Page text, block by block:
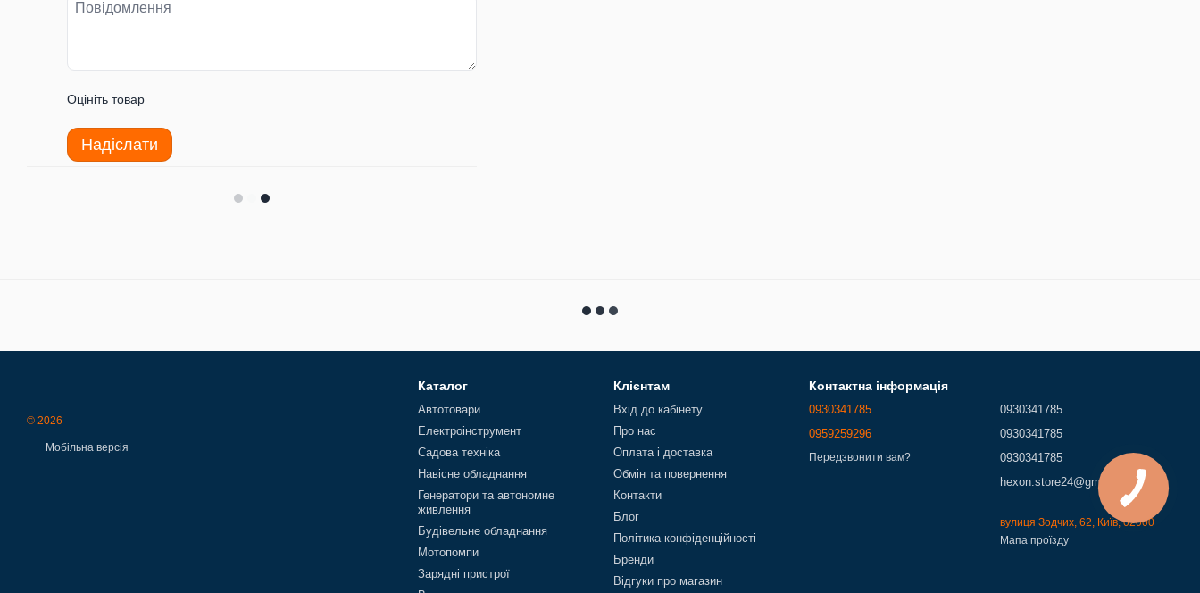
Оцініть товар
Надіслати
© 2026
Мобільна версія
Каталог
Автотовари
Електроінструмент
Садова техніка
Навісне обладнання
Генератори та автономне
живлення
Будівельне обладнання
Мотопомпи
Зарядні пристрої
Клієнтам
Вхід до кабінету
Про нас
Оплата і доставка
Обмін та повернення
Контакти
Блог
Політика конфіденційності
Бренди
Відгуки про магазин
Контактна інформація
0930341785
0959259296
Передзвонити вам?
0930341785
0930341785
0930341785
hexon.store24@gmail.com
вулиця Зодчих, 62, Київ, 02000
Мапа проїзду